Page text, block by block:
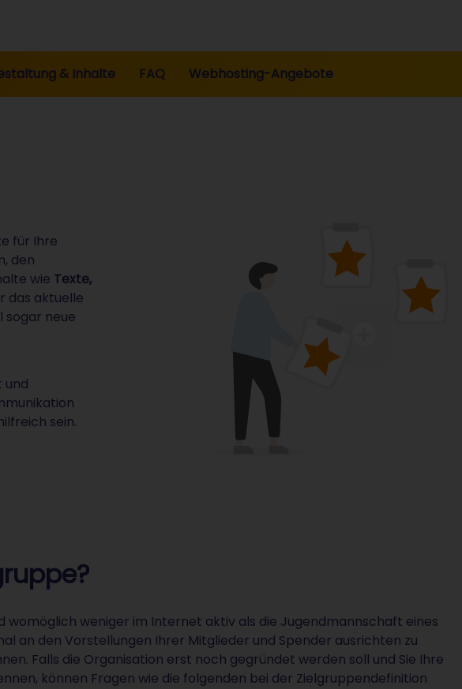
& Inhalte FAQ Webhosting-Angebote
für Ihre
den
wie Texte,
das aktuelle
sogar neue
und
sein.
womöglich weniger im Internet aktiv als die Jugendmannschaft eines
an den Vorstellungen Ihrer Mitglieder und Spender ausrichten zu
Falls die Organisation erst noch gegründet werden soll und Sie Ihre
können Fragen wie die folgenden bei der Zielgruppendefinition